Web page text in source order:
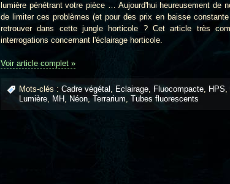
lumière pénétrant votre pièce … Aujourd'hui heureusement de
de limiter ces problèmes (et pour des prix en baisse
retrouver dans cette jungle horticole ? Cet article très
interrogations concernant l'éclairage horticole.
Voir article complet »
Mots-clés : Cadre végétal , Eclairage, Fluocompacte, HPS,
Lumière, MH, Néon, Terrarium, Tubes fluorescents